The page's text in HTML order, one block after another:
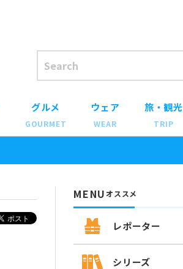
グルメ
GOURMET
ウェア
WEAR
旅・観光
TRIP
MENUオススメ
レポーター
シリーズ